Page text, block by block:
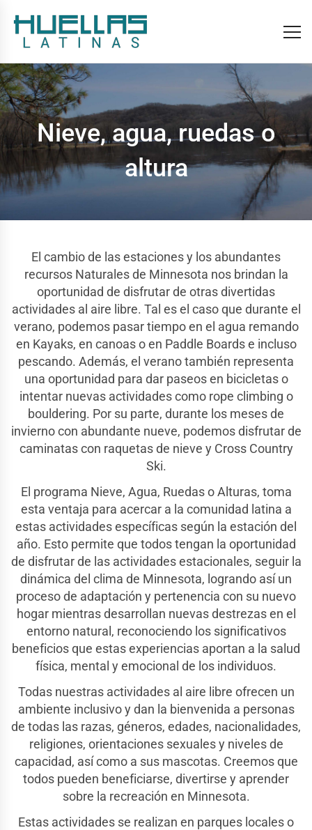
Nieve, agua, ruedas o
altura
El cambio de las estaciones y los abundantes
recursos Naturales de Minnesota nos brindan la
oportunidad de disfrutar de otras divertidas
actividades al aire libre. Tal es el caso que durante el
verano, podemos pasar tiempo en el agua remando
en Kayaks, en canoas o en Paddle Boards e incluso
pescando. Además, el verano también representa
una oportunidad para dar paseos en bicicletas o
intentar nuevas actividades como rope climbing o
bouldering. Por su parte, durante los meses de
invierno con abundante nueve, podemos disfrutar de
caminatas con raquetas de nieve y Cross Country
Ski.
El programa Nieve, Agua, Ruedas o Alturas, toma
esta ventaja para acercar a la comunidad latina a
estas actividades específicas según la estación del
año. Esto permite que todos tengan la oportunidad
de disfrutar de las actividades estacionales, seguir la
dinámica del clima de Minnesota, logrando así un
proceso de adaptación y pertenencia con su nuevo
hogar mientras desarrollan nuevas destrezas en el
entorno natural, reconociendo los significativos
beneficios que estas experiencias aportan a la salud
física, mental y emocional de los individuos.
Todas nuestras actividades al aire libre ofrecen un
ambiente inclusivo y dan la bienvenida a personas
de todas las razas, géneros, edades, nacionalidades,
religiones, orientaciones sexuales y niveles de
capacidad, así como a sus mascotas. Creemos que
todos pueden beneficiarse, divertirse y aprender
sobre la recreación en Minnesota.
Estas actividades se realizan en parques locales o